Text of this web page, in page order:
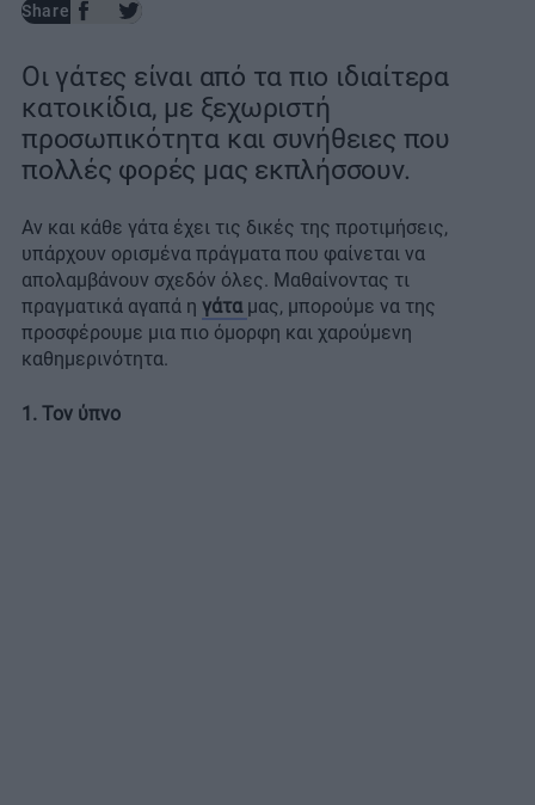
Share
Οι γάτες είναι από τα πιο ιδιαίτερα
κατοικίδια, με ξεχωριστή
προσωπικότητα και συνήθειες που
πολλές φορές μας εκπλήσσουν.
Αν και κάθε γάτα έχει τις δικές της προτιμήσεις,
υπάρχουν ορισμένα πράγματα που φαίνεται να
απολαμβάνουν σχεδόν όλες. Μαθαίνοντας τι
πραγματικά αγαπά η γάτα μας, μπορούμε να της
προσφέρουμε μια πιο όμορφη και χαρούμενη
καθημερινότητα.
1. Τον ύπνο